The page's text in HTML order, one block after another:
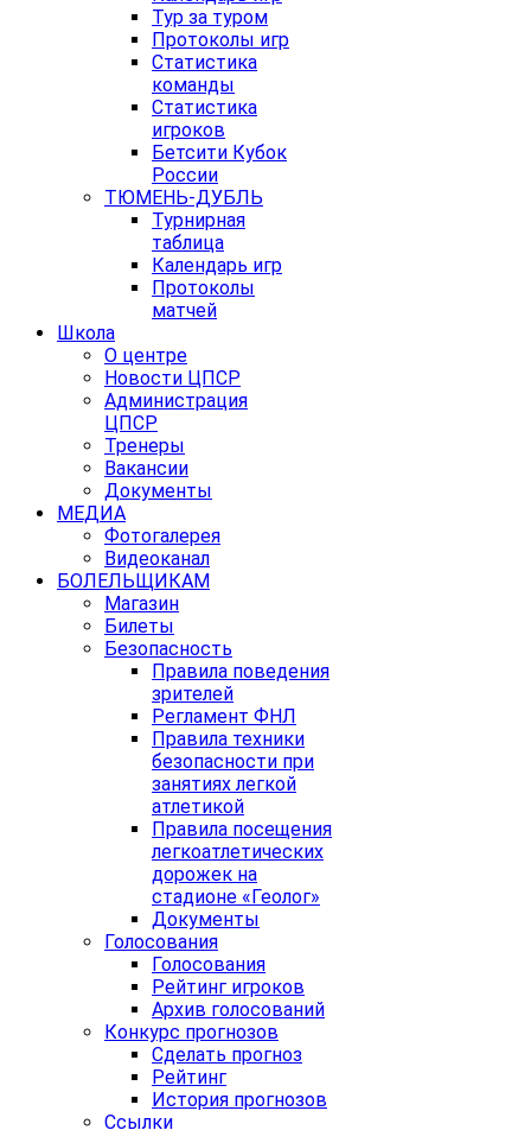
Тур за туром
Протоколы игр
Статистика
команды
Статистика
игроков
Бетсити Кубок
России
ТЮМЕНЬ-ДУБЛЬ
Турнирная
таблица
Календарь игр
Протоколы
матчей
Школа
О центре
Новости ЦПСР
Администрация
ЦПСР
Тренеры
Вакансии
Документы
МЕДИА
Фотогалерея
Видеоканал
БОЛЕЛЬЩИКАМ
Магазин
Билеты
Безопасность
Правила поведения
зрителей
Регламент ФНЛ
Правила техники
безопасности при
занятиях легкой
атлетикой
Правила посещения
легкоатлетических
дорожек на
стадионе «Геолог»
Документы
Голосования
Голосования
Рейтинг игроков
Архив голосований
Конкурс прогнозов
Сделать прогноз
Рейтинг
История прогнозов
Ссылки